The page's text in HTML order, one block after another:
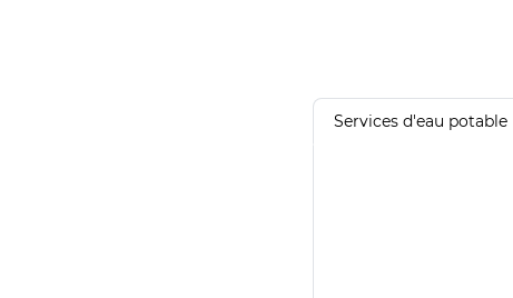
Services d'eau potable